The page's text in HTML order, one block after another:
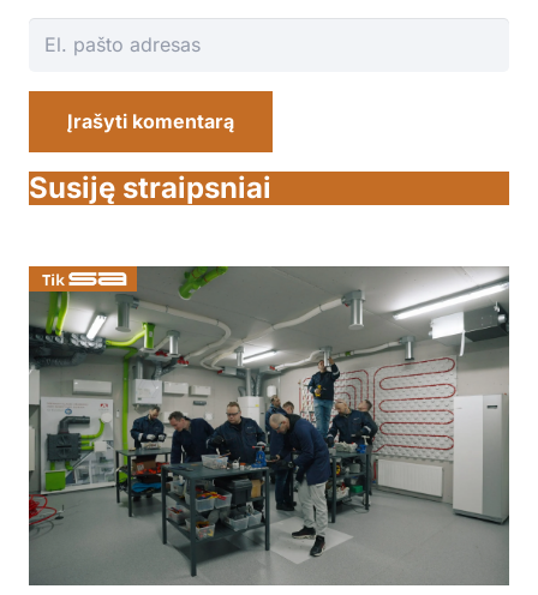
Įrašyti komentarą
Susiję straipsniai